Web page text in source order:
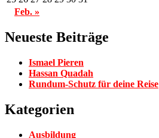
Feb. »
Neueste Beiträge
Ismael Pieren
Hassan Quadah
Rundum-Schutz für deine Reise
Kategorien
Ausbildung